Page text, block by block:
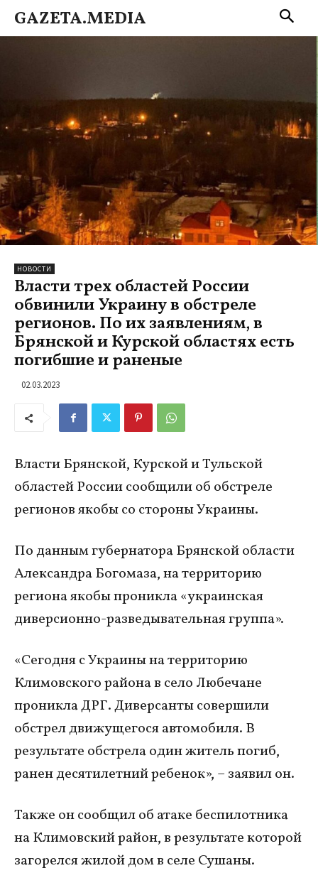
GAZETA.MEDIA
НОВОСТИ
Власти трех областей России
обвинили Украину в обстреле
регионов. По их заявлениям, в
Брянской и Курской областях есть
погибшие и раненые
02.03.2023
Власти Брянской, Курской и Тульской
областей России сообщили об обстреле
регионов якобы со стороны Украины.
По данным губернатора Брянской области
Александра Богомаза, на территорию
региона якобы проникла «украинская
диверсионно-разведывательная группа».
«Сегодня с Украины на территорию
Климовского района в село Любечане
проникла ДРГ. Диверсанты совершили
обстрел движущегося автомобиля. В
результате обстрела один житель погиб,
ранен десятилетний ребенок», – заявил он.
Также он сообщил об атаке беспилотника
на Климовский район, в результате которой
загорелся жилой дом в селе Сушаны.